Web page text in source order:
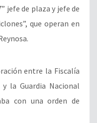
jefe de plaza y jefe de
que operan en
entre la Fiscalía
la Guardia Nacional
con una orden de